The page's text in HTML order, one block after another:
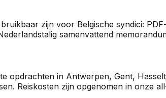
zijn voor Belgische syndici:
samenvattend
opdrachten in Antwerpen, Gent,
Reiskosten zijn opgenomen in onze